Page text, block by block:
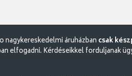
nagykereskedelmi áruházban csak
elfogadni. Kérdéseikkel forduljanak